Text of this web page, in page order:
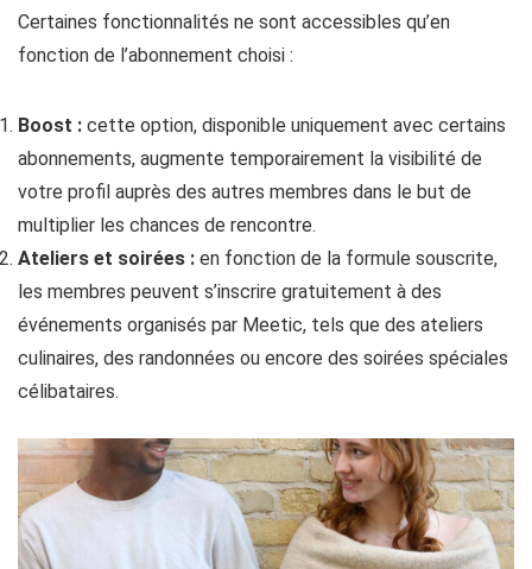
Certaines fonctionnalités ne sont accessibles qu’en
fonction de l’abonnement choisi :
Boost : cette option, disponible uniquement avec certains
abonnements, augmente temporairement la visibilité de
votre profil auprès des autres membres dans le but de
multiplier les chances de rencontre.
Ateliers et soirées : en fonction de la formule souscrite,
les membres peuvent s’inscrire gratuitement à des
événements organisés par Meetic, tels que des ateliers
culinaires, des randonnées ou encore des soirées spéciales
célibataires.